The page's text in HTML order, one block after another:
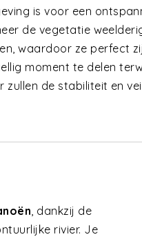
is voor een
de vegetatie
waardoor ze perfect
moment te delen
de stabiliteit en
, dankzij de
rivier. Je